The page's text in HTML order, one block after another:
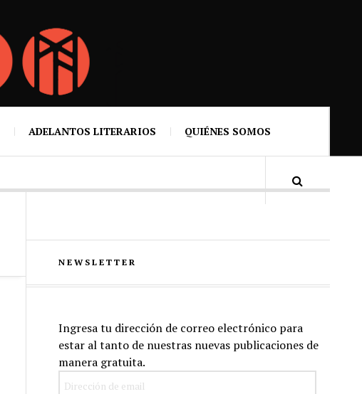
ADELANTOS LITERARIOS QUIÉNES SOMOS
NEWSLETTER
Ingresa tu dirección de correo electrónico para
estar al tanto de nuestras nuevas publicaciones de
manera gratuita.